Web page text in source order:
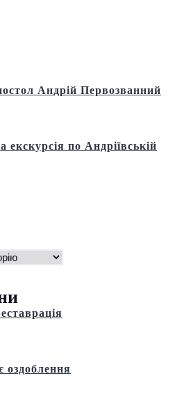
Андрій Первозванний
екскурсія по Андріївській
оздоблення